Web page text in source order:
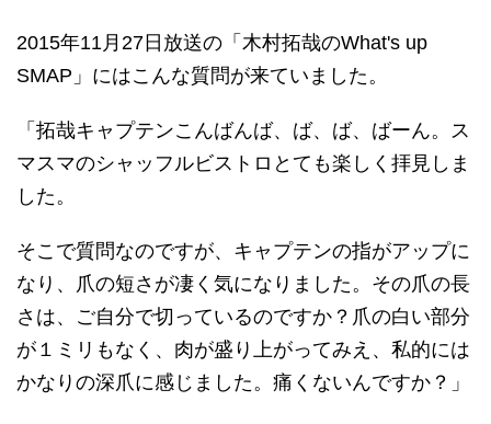
2015年11月27日放送の「木村拓哉のWhat's up
SMAP」にはこんな質問が来ていました。
「拓哉キャプテンこんばんば、ば、ば、ばーん。ス
マスマのシャッフルビストロとても楽しく拝見しま
した。
そこで質問なのですが、キャプテンの指がアップに
なり、爪の短さが凄く気になりました。その爪の長
さは、ご自分で切っているのですか？爪の白い部分
が１ミリもなく、肉が盛り上がってみえ、私的には
かなりの深爪に感じました。痛くないんですか？」